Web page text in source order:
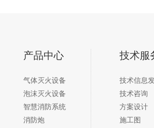
产品中心
气体灭火设备
泡沫灭火设备
智慧消防系统
消防炮
技术服
技术信息
技术咨询
方案设计
施工图